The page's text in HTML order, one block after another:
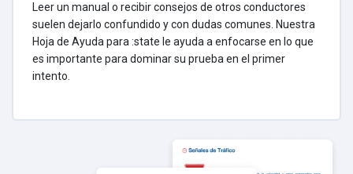
Leer un manual o recibir consejos de otros conductores
suelen dejarlo confundido y con dudas comunes. Nuestra
Hoja de Ayuda para :state le ayuda a enfocarse en lo que
es importante para dominar su prueba en el primer
intento.